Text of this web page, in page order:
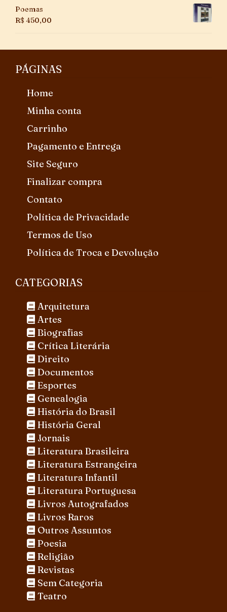
Poemas
R$ 450,00
PÁGINAS
Home
Minha conta
Carrinho
Pagamento e Entrega
Site Seguro
Finalizar compra
Contato
Política de Privacidade
Termos de Uso
Política de Troca e Devolução
CATEGORIAS
Arquitetura
Artes
Biografias
Crítica Literária
Direito
Documentos
Esportes
Genealogia
História do Brasil
História Geral
Jornais
Literatura Brasileira
Literatura Estrangeira
Literatura Infantil
Literatura Portuguesa
Livros Autografados
Livros Raros
Outros Assuntos
Poesia
Religião
Revistas
Sem Categoria
Teatro